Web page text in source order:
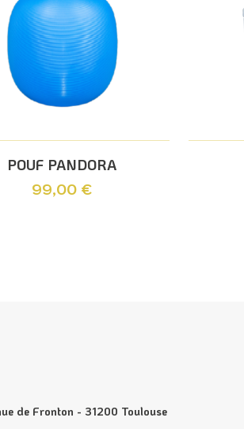
POUF PANDORA
99,00 €
de Fronton - 31200 Toulouse